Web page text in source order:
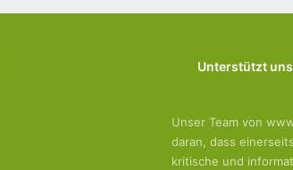
Unterstützt
Unser Team von
daran, dass
kritische und